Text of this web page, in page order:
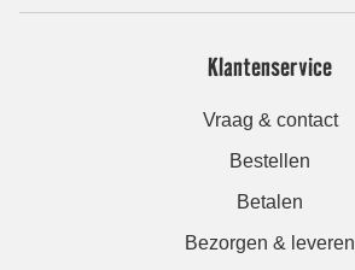
Klantenservice
Vraag & contact
Bestellen
Betalen
Bezorgen & leveren